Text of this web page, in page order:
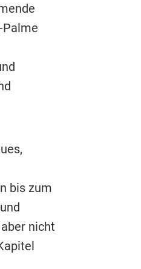
Palme
bis zum
nicht